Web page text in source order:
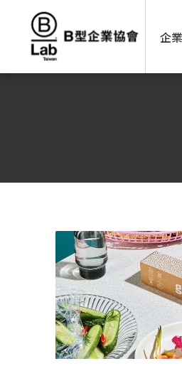
content
企